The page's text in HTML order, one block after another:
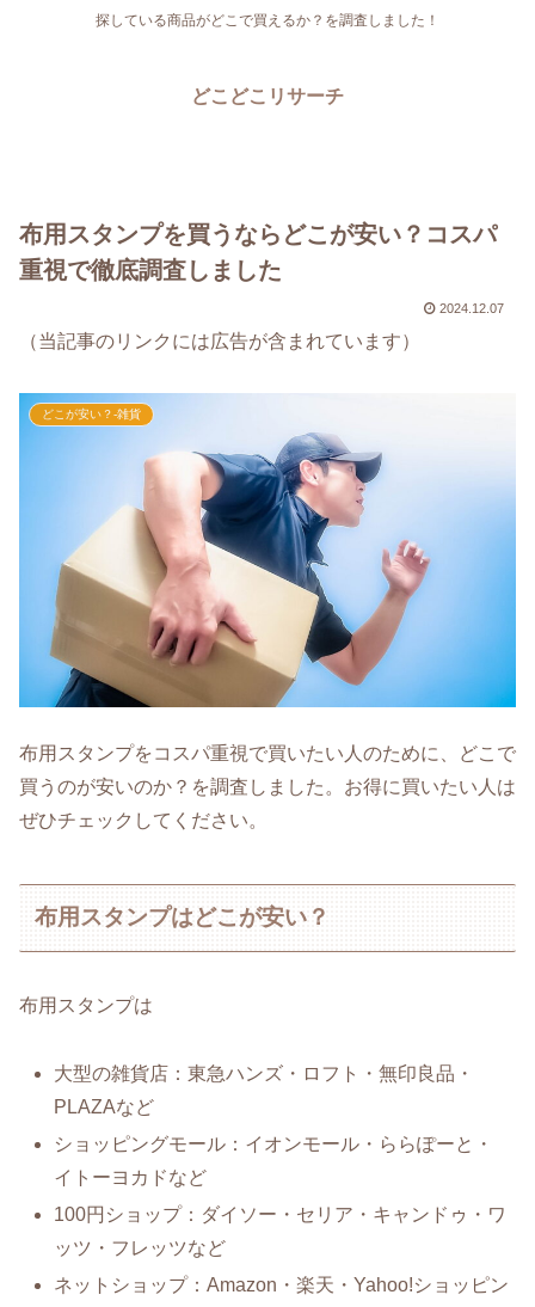
探している商品がどこで買えるか？を調査しました！
どこどこリサーチ
布用スタンプを買うならどこが安い？コスパ
重視で徹底調査しました
2024.12.07
（当記事のリンクには広告が含まれています）
どこが安い？-雑貨
布用スタンプをコスパ重視で買いたい人のために、どこで
買うのが安いのか？を調査しました。お得に買いたい人は
ぜひチェックしてください。
布用スタンプはどこが安い？
布用スタンプは
大型の雑貨店：東急ハンズ・ロフト・無印良品・
PLAZAなど
ショッピングモール：イオンモール・ららぽーと・
イトーヨカドなど
100円ショップ：ダイソー・セリア・キャンドゥ・ワ
ッツ・フレッツなど
ネットショップ：Amazon・楽天・Yahoo!ショッピン